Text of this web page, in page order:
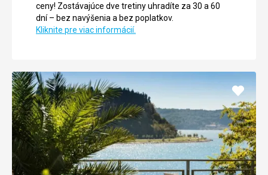
ceny! Zostávajúce dve tretiny uhradíte za 30 a 60
dní – bez navýšenia a bez poplatkov.
Kliknite pre viac informácií.
Pridať